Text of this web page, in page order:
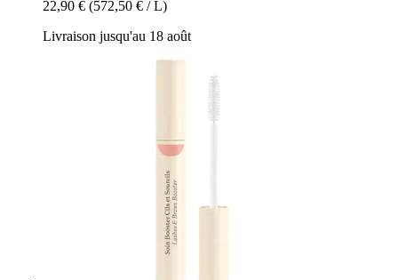
22,90 € (572,50 € / L)
Livraison jusqu'au 18 août